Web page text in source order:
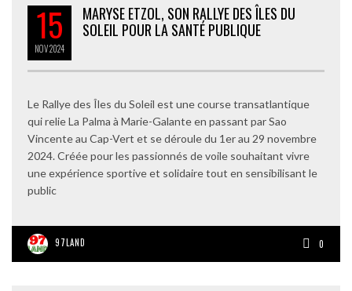
15
NOV2024
MARYSE ETZOL, SON RALLYE DES ÎLES DU
SOLEIL POUR LA SANTÉ PUBLIQUE
Le Rallye des Îles du Soleil est une course transatlantique
qui relie La Palma à Marie-Galante en passant par Sao
Vincente au Cap-Vert et se déroule du 1er au 29 novembre
2024. Créée pour les passionnés de voile souhaitant vivre
une expérience sportive et solidaire tout en sensibilisant le
public
97LAND 0